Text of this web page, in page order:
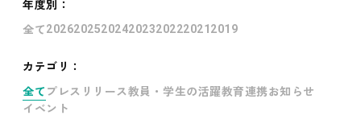
年度別 ：
全て202620252024202320222021 2019
カテゴリ：
全て プレスリリース教員・学生の活躍教育連携お知らせ
イベント